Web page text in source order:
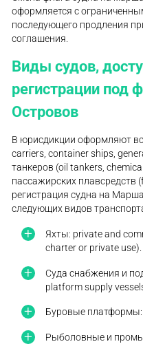
оформляется с
последующего продления
соглашения.
Виды судов,
регистрации
Островов
В юрисдикции оформляют
carriers, container ships,
танкеров (oil tankers,
пассажирских плавсредств
регистрация судна на
следующих видов
Яхты: private and
charter or private use).
Суда снабжения и
platform supply
Буровые платформы:
Рыболовные и